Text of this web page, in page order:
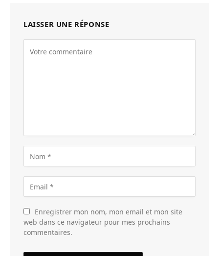
LAISSER UNE RÉPONSE
Enregistrer mon nom, mon email et mon site
web dans ce navigateur pour mes prochains
commentaires.